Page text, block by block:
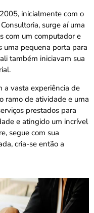
inicialmente com o
surge aí uma
com um computador e
uma pequena porta para
também iniciavam sua
a vasta experiência de
ramo de atividade e uma
prestados para
e atingido um incrível
segue com sua
cria-se então a